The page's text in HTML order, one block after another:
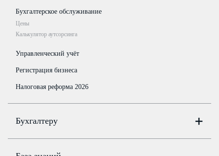
Бухгалтерское обслуживание
Цены
Калькулятор аутсорсинга
Управленческий учёт
Регистрация бизнеса
Налоговая реформа 2026
Бухгалтеру
Цены